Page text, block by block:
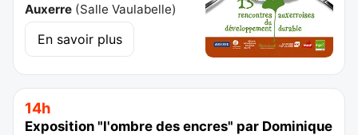
Auxerre (Salle Vaulabelle)
En savoir plus
14h
Exposition "l'ombre des encres" par Dominique